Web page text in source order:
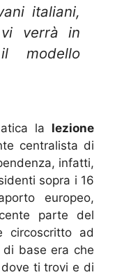
italiani,
vi verrà in
modello
la lezione
centralista di
infatti,
sopra i 16
europeo,
parte del
circoscritto ad
di base era che
ti trovi e di